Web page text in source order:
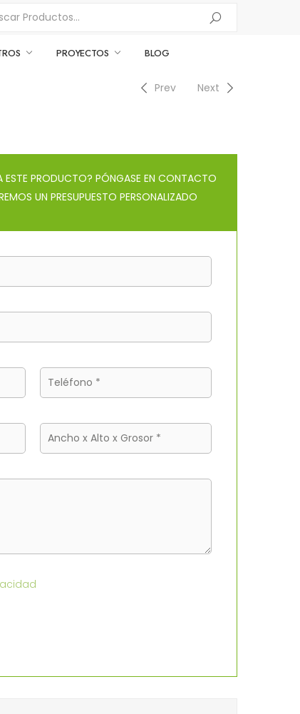
PROYECTOS BLOG
Prev Next
ESTE PRODUCTO? PÓNGASE EN CONTACTO
UN PRESUPUESTO PERSONALIZADO